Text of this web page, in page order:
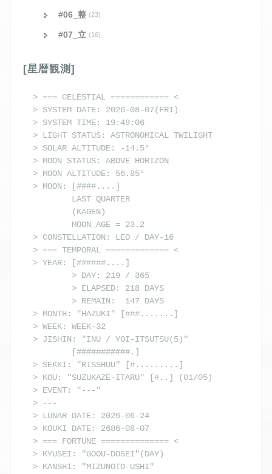
#06_整 (23)
#07_立 (16)
[星暦観測]
> === CELESTIAL ============ <
> SYSTEM DATE: 2026-08-07(FRI)
> SYSTEM TIME: 19:49:06
> LIGHT STATUS: ASTRONOMICAL TWILIGHT
> SOLAR ALTITUDE: -14.5°
> MOON STATUS: ABOVE HORIZON
> MOON ALTITUDE: 56.85°
> MOON: [####....]
> CONSTELLATION: LEO / DAY-16
> === TEMPORAL ============= <
> YEAR: [######....]
> MONTH: "HAZUKI" [###.......]
> WEEK: WEEK-32
> JISHIN: "INU / YOI-ITSUTSU(5)"
> SEKKI: "RISSHUU" [#.........]
> KOU: "SUZUKAZE-ITARU" [#..] (01/05)
> EVENT: "---"
> ---
> LUNAR DATE: 2026-06-24
> KOUKI DATE: 2686-08-07
> === FORTUNE ============== <
> KYUSEI: "GOOU-DOSEI"(DAY)
> KANSHI: "MIZUNOTO-USHI"